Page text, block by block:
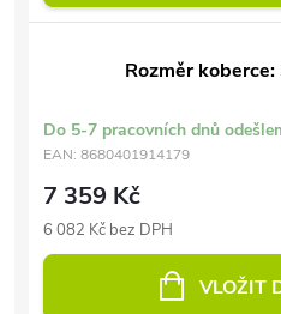
Rozměr
Do 5-7 pracovních dnů
EAN: 8680401914179
7 359 Kč
6 082 Kč bez DPH
VLOŽIT